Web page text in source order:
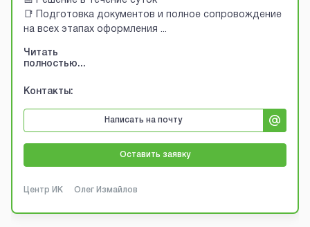
📑 Подготовка документов и полное сопровождение
на всех этапах оформления ...
Читать
полностью...
Контакты:
Написать на почту
Оставить заявку
Центр ИК Олег Измайлов